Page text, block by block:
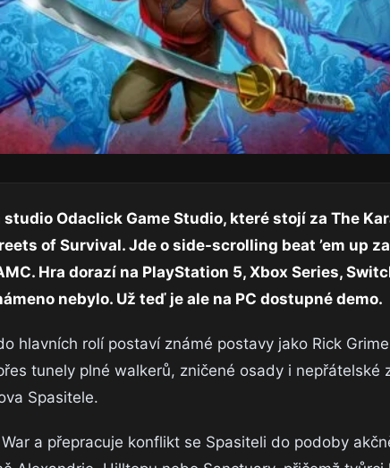
Odaclick Game Studio, které stojí za The
of Survival. Jde o side-scrolling beat ’em up
Hra dorazí na PlayStation 5, Xbox Series,
nebylo. Už teď je ale na PC dostupné demo.
hlavních rolí postaví známé postavy jako Rick
tunely plné walkerů, zničené osady i nepřátelské
Spasitele.
a přepracuje konflikt se Spasiteli do podoby